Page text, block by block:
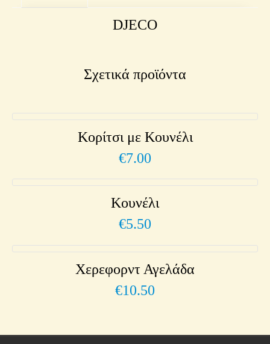
DJECO
Σχετικά προϊόντα
Κορίτσι με Κουνέλι
€7.00
Κουνέλι
€5.50
Χερεφορντ Αγελάδα
€10.50